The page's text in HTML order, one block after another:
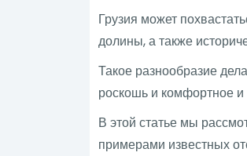
Грузия может
долины, а также
Такое разнообразие
роскошь и комфортное
В этой статье мы
примерами известных